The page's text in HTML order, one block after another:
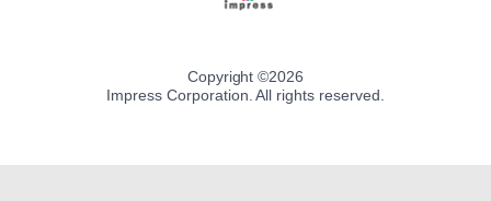
Copyright ©2026
Impress Corporation. All rights reserved.